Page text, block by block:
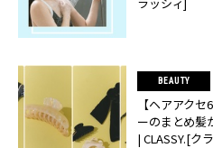
BEAUTY
【ヘアアク
ーのまとめ髪
| CLASSY.[ク